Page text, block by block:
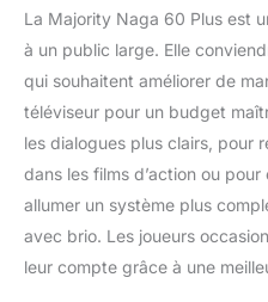
La Majority Naga 60 Plus est
à un public large. Elle
qui souhaitent améliorer de
téléviseur pour un budget
les dialogues plus clairs, pour
dans les films d’action ou
allumer un système plus
avec brio. Les joueurs
leur compte grâce à une